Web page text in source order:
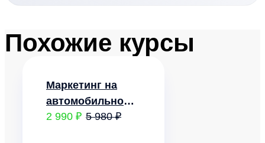
Похожие курсы
Маркетинг на
автомобильном
транспорте
2 990 ₽ 5 980 ₽